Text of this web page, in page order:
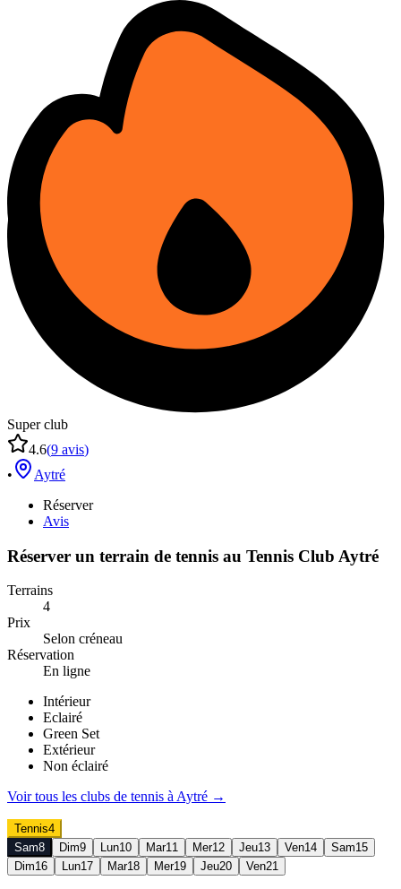
Super club
4.6(9 avis)
•
Aytré
Réserver
Avis
Réserver un terrain de tennis au Tennis Club Aytré
Terrains
4
Prix
Selon créneau
Réservation
En ligne
Intérieur
Eclairé
Green Set
Extérieur
Non éclairé
Voir tous les clubs de tennis à Aytré →
Tennis4
Sam8 Dim9 Lun10 Mar11 Mer12 Jeu13 Ven14 Sam15
Dim16 Lun17 Mar18 Mer19 Jeu20 Ven21